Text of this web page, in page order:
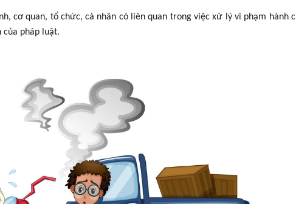
cơ quan, tổ chức, cá nhân có liên quan trong việc xử lý vi phạm hành
pháp luật.